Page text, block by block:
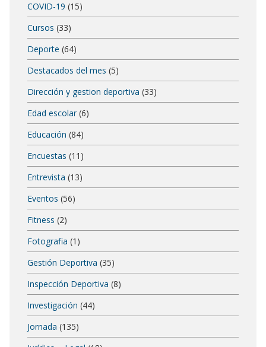
COVID-19 (15)
Cursos (33)
Deporte (64)
Destacados del mes (5)
Dirección y gestion deportiva (33)
Edad escolar (6)
Educación (84)
Encuestas (11)
Entrevista (13)
Eventos (56)
Fitness (2)
Fotografia (1)
Gestión Deportiva (35)
Inspección Deportiva (8)
Investigación (44)
Jornada (135)